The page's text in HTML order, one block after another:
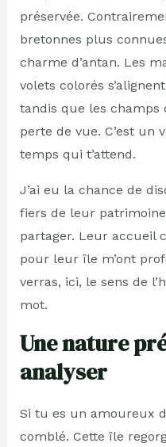
préservée.
bretonnes plus
charme d’antan. Les
volets colorés
tandis que les champs
perte de vue. C’est un
temps qui t’attend.
J’ai eu la chance de
fiers de leur
partager. Leur accueil
pour leur île m’ont
verras, ici, le sens de
mot.
Une nature
analyser
Si tu es un amoureux
comblé. Cette île